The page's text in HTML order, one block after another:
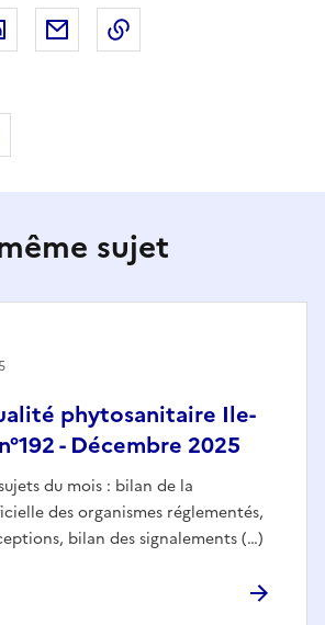
sur X (anciennement Twitter)
Partager sur LinkedIn
Partager par email
sujet
phytosanitaire Ile-
- Décembre 2025
du mois : bilan de la
des organismes réglementés,
bilan des signalements (…)